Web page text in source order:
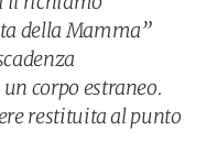
della Mamma”
corpo estraneo.
restituita al punto